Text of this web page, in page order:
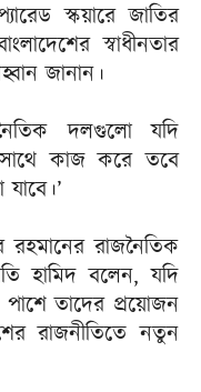
স্কয়ারে জাতির
স্বাধীনতার
জানান।
দলগুলো যদি
কাজ করে তবে
রহমানের রাজনৈতিক
হামিদ বলেন, যদি
তাদের প্রয়োজন
রাজনীতিতে নতুন